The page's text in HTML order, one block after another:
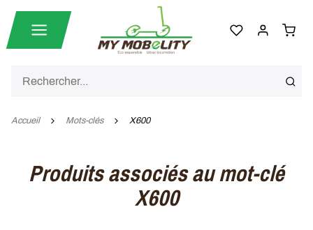
Accueil Mots-clés X600
Produits associés au mot-clé
X600